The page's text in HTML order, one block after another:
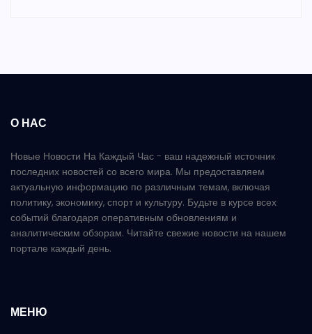
О НАС
Новые Новости На Каждый Час - ваш надежный источник
последних новостей со всего мира. Мы предоставляем
актуальную информацию по различным темам, включая
политику, экономику, спорт и культуру. Будьте в курсе всех
событий благодаря оперативным обновлениям и
аналитическим обзорам. Читайте свежие новости на нашем
портале каждый день.
МЕНЮ